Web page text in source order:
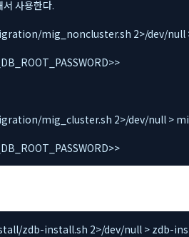
사용한다.
mig_noncluster.sh 2>/dev/null
mig_cluster.sh 2>/dev/null >
zdb-install.sh 2>/dev/null > zdb-